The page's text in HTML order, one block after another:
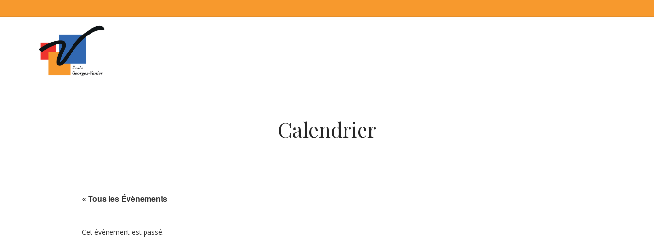
Calendrier
« Tous les Évènements
Cet évènement est passé.